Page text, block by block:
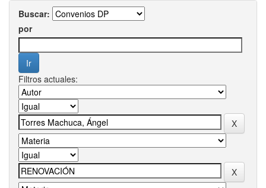
Buscar:
por
Filtros actuales: